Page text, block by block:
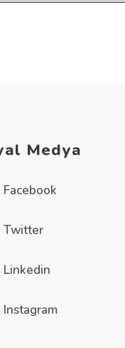
Medya
Facebook
Twitter
Linkedin
Instagram